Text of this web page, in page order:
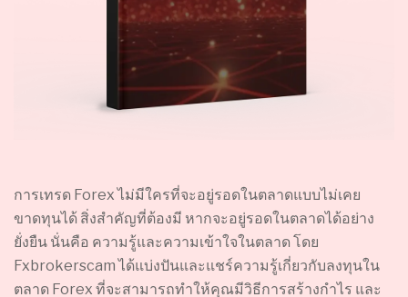
การเทรด Forex ไม่มีใครที่จะอยู่รอดในตลาดแบบไม่เคย
ขาดทุนได้ สิ่งสำคัญที่ต้องมี หากจะอยู่รอดในตลาดได้อย่าง
ยั่งยืน นั่นคือ ความรู้และความเข้าใจในตลาด โดย
Fxbrokerscam ได้แบ่งปันและแชร์ความรู้เกี่ยวกับลงทุนใน
ตลาด Forex ที่จะสามารถทำให้คุณมีวิธีการสร้างกำไร และ